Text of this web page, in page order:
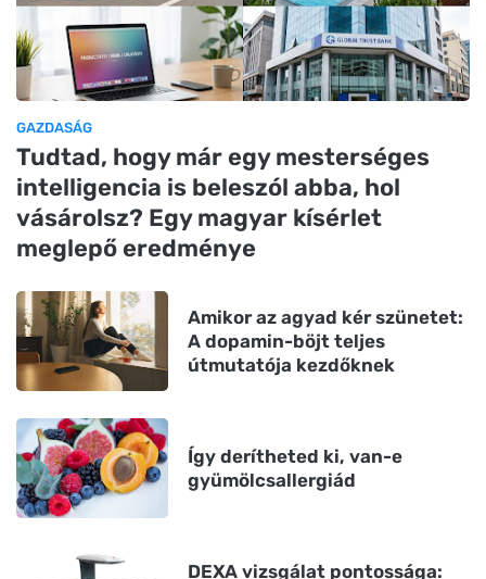
GAZDASÁG
Tudtad, hogy már egy mesterséges
intelligencia is beleszól abba, hol
vásárolsz? Egy magyar kísérlet
meglepő eredménye
Amikor az agyad kér szünetet:
A dopamin-böjt teljes
útmutatója kezdőknek
Így derítheted ki, van-e
gyümölcsallergiád
DEXA vizsgálat pontossága: